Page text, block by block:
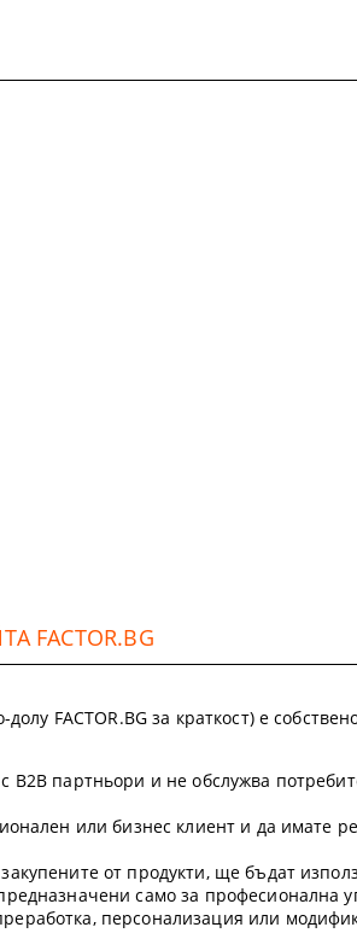
FACTOR.BG
FACTOR.BG за краткост) е
B2B партньори и не обслужва
или бизнес клиент и да имате
от продукти, ще бъдат
само за
персонализация или